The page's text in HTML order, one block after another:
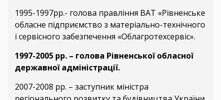
1995-1997рр.- голова правління ВАТ «Рівненське
обласне підприємство з матеріально-технічного
і сервісного забезпечення «Облагротехсервіс».
1997-2005 рр. – голова Рівненської обласної
державної адміністрації.
2007-2008 рр. – заступник міністра